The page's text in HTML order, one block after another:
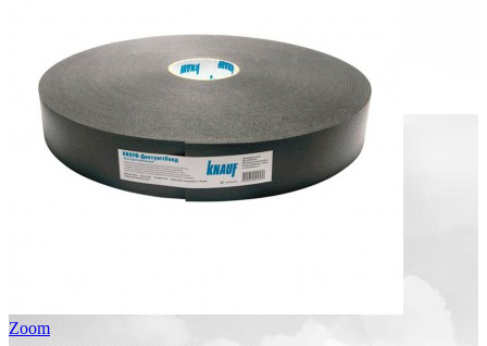
Zoom